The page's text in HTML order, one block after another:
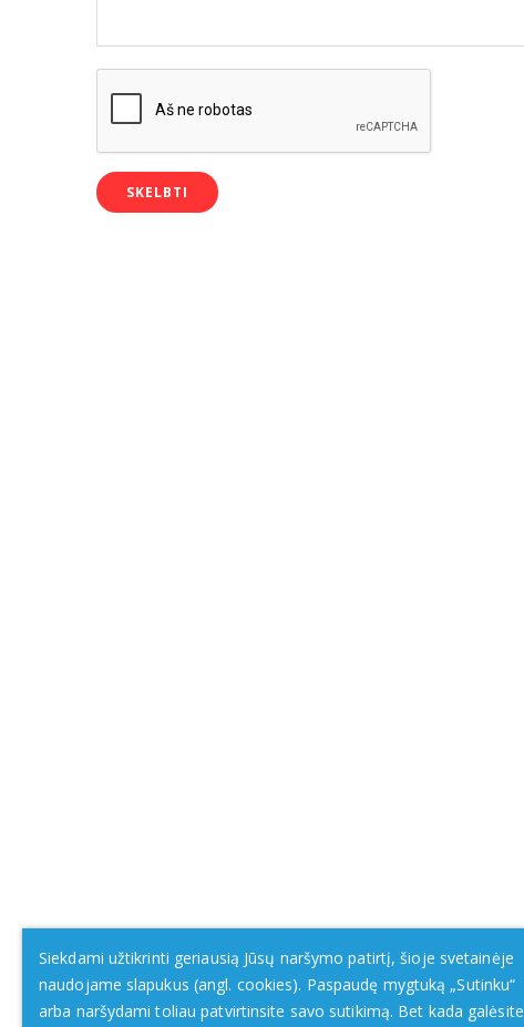
Siekdami užtikrinti geriausią Jūsų naršymo patirtį, šioje svetainėje
naudojame slapukus (angl. cookies). Paspaudę mygtuką „Sutinku“
arba naršydami toliau patvirtinsite savo sutikimą. Bet kada galėsite